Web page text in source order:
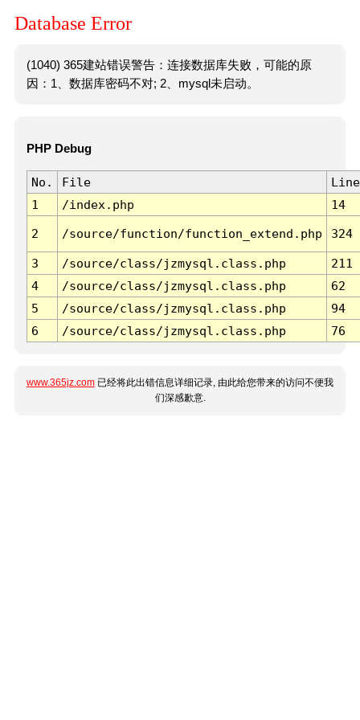
Database Error
(1040) 365建站错误警告：连接数据库失败，可能的原
因：1、数据库密码不对; 2、mysql未启动。
PHP Debug
No. File
Line
1
/index.php 14
2 /source/function/function_extend.php 324
3 /source/class/jzmysql.class.php
211
4
/source/class/jzmysql.class.php
62
5
/source/class/jzmysql.class.php
94
6
/source/class/jzmysql.class.php 76
www.365jz.com 已经将此出错信息详细记录, 由此给您带来的访问不便我
们深感歉意.